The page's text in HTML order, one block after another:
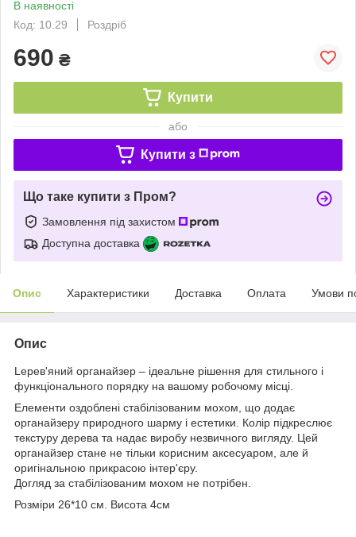
В наявності
Код: 10.29
Роздріб
690 ₴
Купити
або
Купити з
Що таке купити з Пром?
Замовлення під захистом
Доступна доставка
Опис Характеристики Доставка Оплата Умови
Опис
Lерев'яний органайзер – ідеальне рішення для стильного і
функціонального порядку на вашому робочому місці.
Елементи оздоблені стабілізованим мохом, що додає
органайзеру природного шарму і естетики. Колір підкреслює
текстуру дерева та надає виробу незвичного вигляду. Цей
органайзер стане не тільки корисним аксесуаром, але й
оригінальною прикрасою інтер'єру.
Догляд за стабілізованим мохом не потрібен.
Розміри 26*10 см. Висота 4см